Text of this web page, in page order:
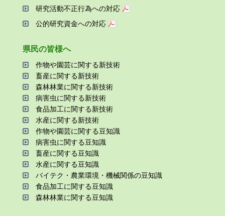
研究活動不正⾏為への対応
公的研究資金への対応
県⺠の皆様へ
作物や園芸に関する新技術
畜産に関する新技術
森林林業に関する新技術
病害⾍に関する新技術
⾷品加⼯に関する新技術
⽔産に関する新技術
作物や園芸に関する⾖知識
病害⾍に関する⾖知識
畜産に関する⾖知識
⽔産に関する⾖知識
バイテク・農業環境・機械関係の⾖知識
⾷品加⼯に関する⾖知識
森林林業に関する⾖知識